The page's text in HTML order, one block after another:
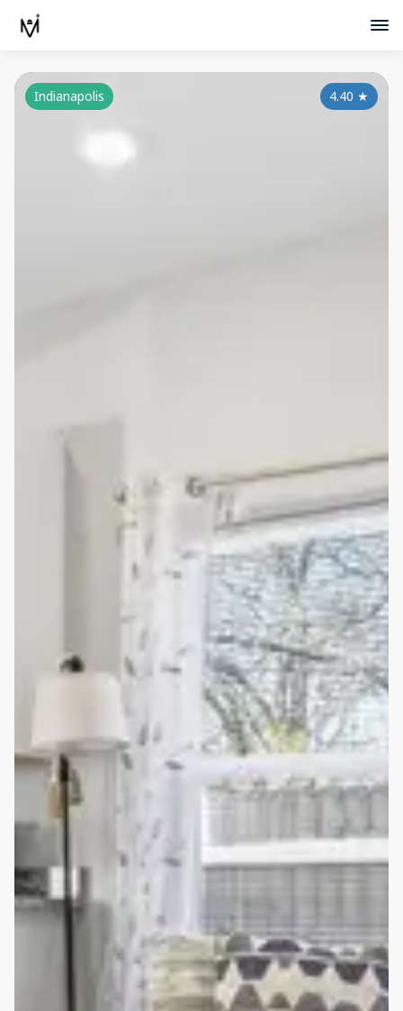
4.40 ★
Indianapolis